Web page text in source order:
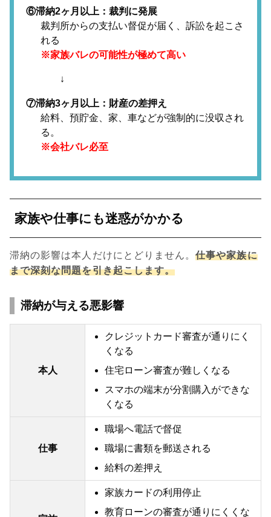
⑥滞納2ヶ月以上：裁判に発展
裁判所からの支払い督促が届く、訴訟を起こさ
れる
※家族バレの可能性が極めて高い
↓
⑦滞納3ヶ月以上：財産の差押え
給料、預貯金、家、車などが強制的に没収され
る。
※会社バレ必至
家族や仕事にも迷惑がかかる
滞納の影響は本人だけにとどりません。仕事や家族に
まで深刻な問題を引き起こします。
滞納が与える悪影響
本人
クレジットカード審査が通りにく
くなる
住宅ローン審査が難しくなる
スマホの端末が分割購入ができな
くなる
仕事
職場へ電話で督促
職場に書類を郵送される
給料の差押え
家族カードの利用停止
教育ローンの審査が通りにくくな